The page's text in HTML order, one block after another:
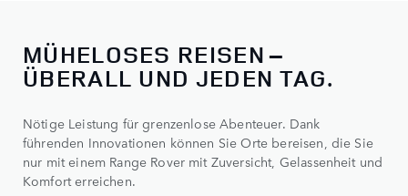
MÜHELOSES REISEN –
ÜBERALL UND JEDEN TAG.
Nötige Leistung für grenzenlose Abenteuer. Dank
führenden Innovationen können Sie Orte bereisen, die Sie
nur mit einem Range Rover mit Zuversicht, Gelassenheit und
Komfort erreichen.